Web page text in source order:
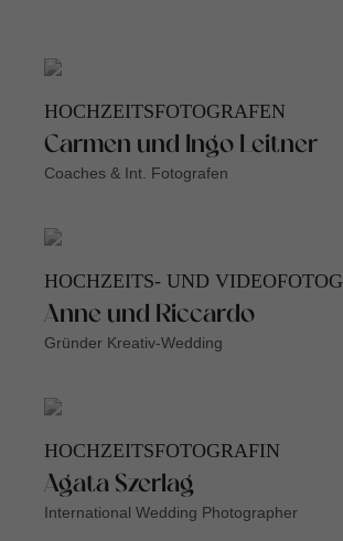
HOCHZEITSFOTOGRAFEN
Carmen und Ingo Leitner
Coaches & Int. Fotografen
HOCHZEITS- UND
Anne und Riccardo
Gründer Kreativ-Wedding
HOCHZEITSFOTOGRAFIN
Agata Szerlag
International Wedding Photographer